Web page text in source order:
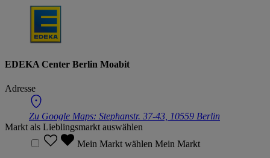
EDEKA Center Berlin Moabit
Adresse
Zu Google Maps: Stephanstr. 37-43, 10559 Berlin
Markt als Lieblingsmarkt auswählen
Mein Markt wählen Mein Markt